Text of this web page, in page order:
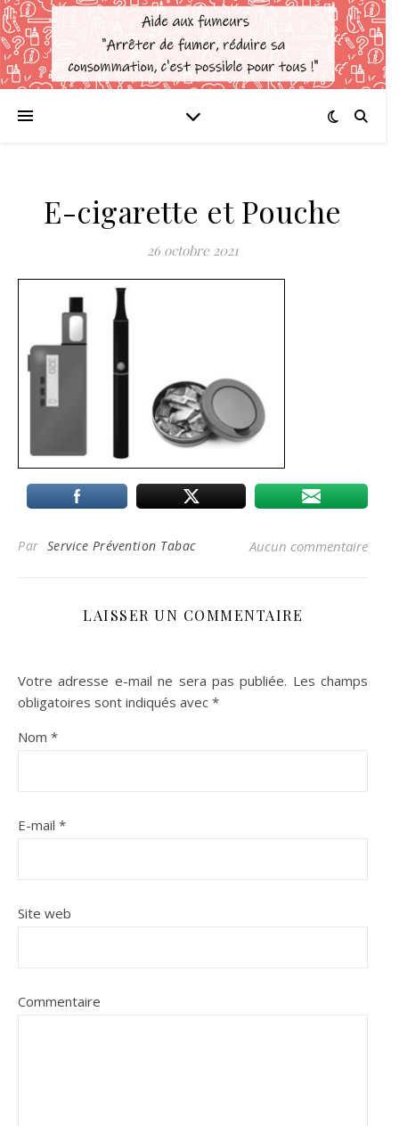
E-cigarette et Pouche
26 octobre 2021
Par Service Prévention Tabac Aucun commentaire
LAISSER UN COMMENTAIRE
Votre adresse e-mail ne sera pas publiée. Les champs
obligatoires sont indiqués avec *
Nom *
E-mail *
Site web
Commentaire